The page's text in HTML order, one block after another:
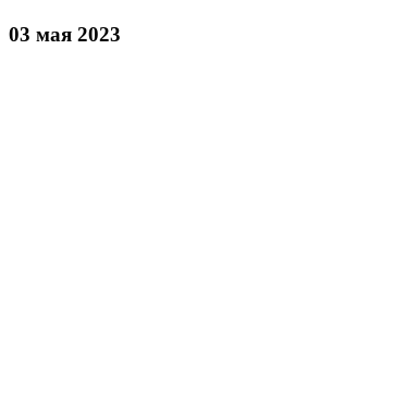
03 мая 2023